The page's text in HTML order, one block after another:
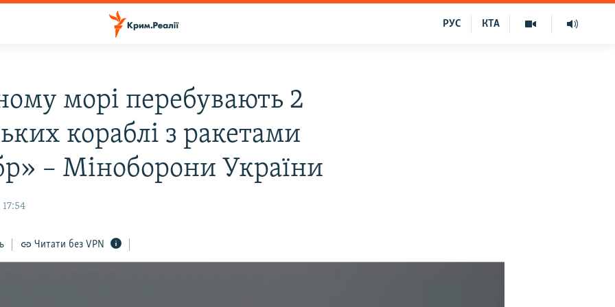
КТА
РУС
морі перебувають 2
кораблі з ракетами
– Міноборони України
Читати без VPN